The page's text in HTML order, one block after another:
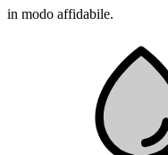
in modo affidabile.